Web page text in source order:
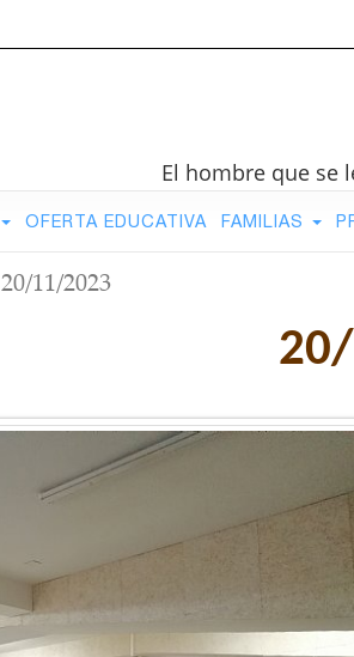
El hombre que se
OFERTA EDUCATIVA FAMILIAS
20/11/2023